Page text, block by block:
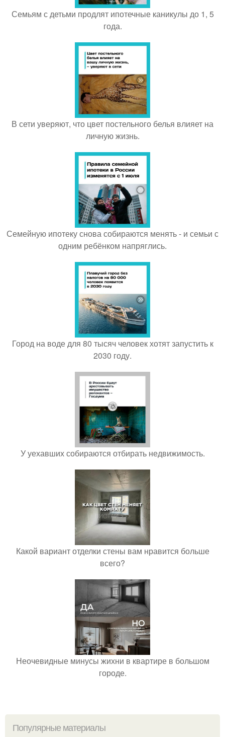
Семьям с детьми продлят ипотечные каникулы до 1, 5
года.
В сети уверяют, что цвет постельного белья влияет на
личную жизнь.
Семейную ипотеку снова собираются менять - и семьи с
одним ребёнком напряглись.
Город на воде для 80 тысяч человек хотят запустить к
2030 году.
У уехавших собираются отбирать недвижимость.
Какой вариант отделки стены вам нравится больше
всего?
Неочевидные минусы жихни в квартире в большом
городе.
Популярные материалы